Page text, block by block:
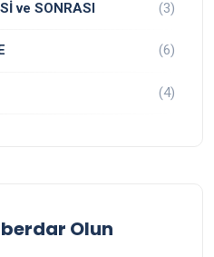
ve SONRASI (3)
(6)
(4)
Olun